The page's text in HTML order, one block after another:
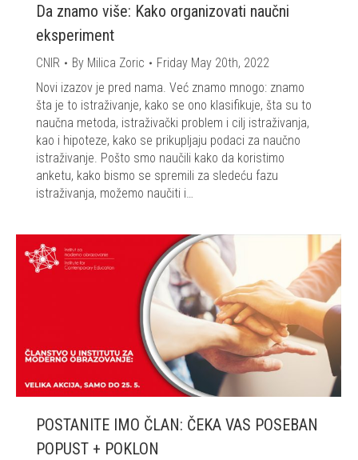
Da znamo više: Kako organizovati naučni
eksperiment
CNIR By Milica Zoric
Friday May 20th, 2022
Novi izazov je pred nama. Već znamo mnogo: znamo
šta je to istraživanje, kako se ono klasifikuje, šta su to
naučna metoda, istraživački problem i cilj istraživanja,
kao i hipoteze, kako se prikupljaju podaci za naučno
istraživanje. Pošto smo naučili kako da koristimo
anketu, kako bismo se spremili za sledeću fazu
istraživanja, možemo naučiti i…
POSTANITE IMO ČLAN: ČEKA VAS POSEBAN
POPUST + POKLON